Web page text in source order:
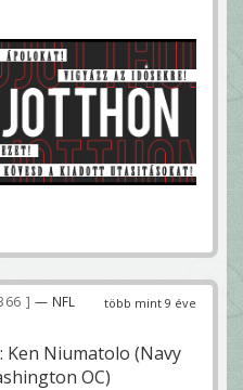
több mint 9 éve
— NFL
Ken Niumatolo (Navy
OC)